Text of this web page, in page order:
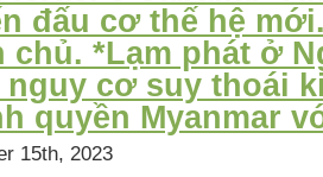
dân,
*Sinh
viên
Trung
Quốc
trục
đấu cơ thế hệ
chủ. *Lạm phát ở
cơ suy thoái
quyền Myanmar
15th, 2023